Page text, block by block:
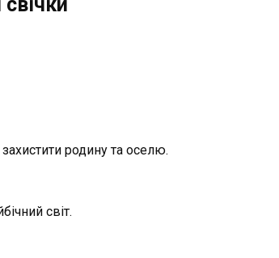
родину та оселю.
світ.